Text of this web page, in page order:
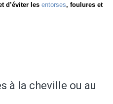
d’éviter les entorses, foulures et
à la cheville ou au